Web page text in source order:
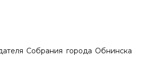
Собрания города Обнинска